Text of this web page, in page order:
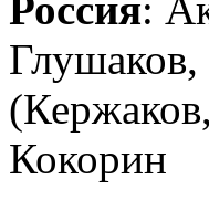
Кокорин